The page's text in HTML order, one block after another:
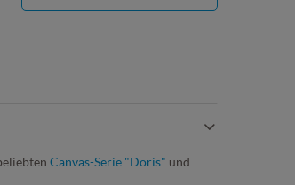
Canvas-Serie "Doris" und